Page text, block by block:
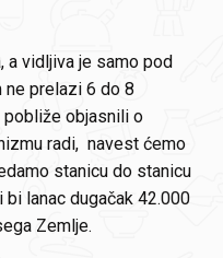
a vidljiva je samo pod
prelazi 6 do 8
objasnili o
radi, navest ćemo
stanicu do stanicu
lanac dugačak 42.000
Zemlje.